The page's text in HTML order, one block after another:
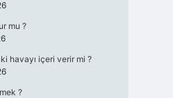
mu ?
havayı içeri verir mi ?
?